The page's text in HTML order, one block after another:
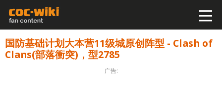
国防基础计划大本营11级城原创阵型 - Clash of
Clans(部落衝突)，型2785
广告: